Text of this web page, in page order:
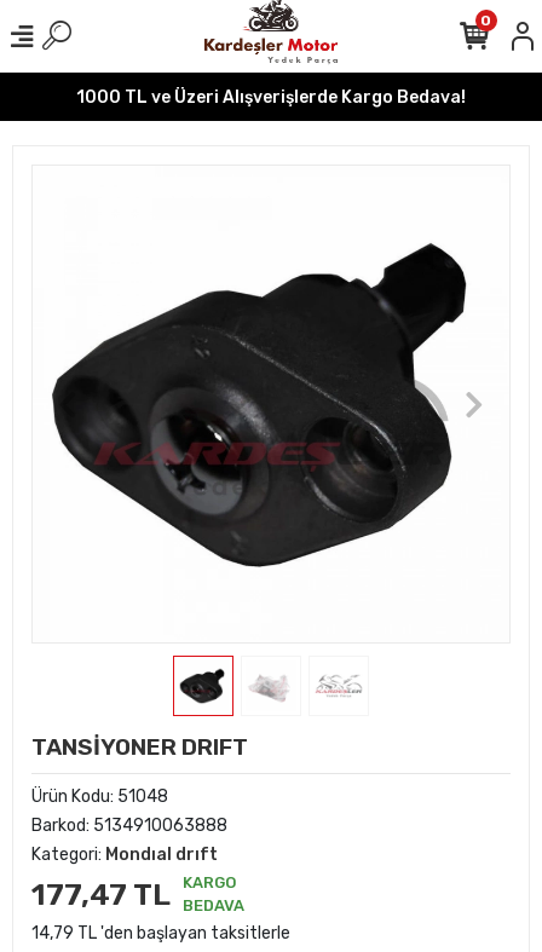
1000 TL ve Üzeri Alışverişlerde Kargo Bedava!
0
TANSİYONER DRIFT
Ürün Kodu: 51048
Barkod: 5134910063888
Kategori: Mondıal drıft
177,47 TL
KARGO
BEDAVA
14,79 TL 'den başlayan taksitlerle